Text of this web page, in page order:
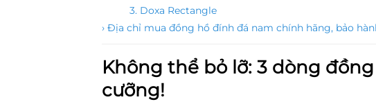
3. Doxa Rectangle
› Địa chỉ mua đồng hồ đính đá nam chính hãng, bảo
Không thể bỏ lỡ: 3 dòng
cưỡng!